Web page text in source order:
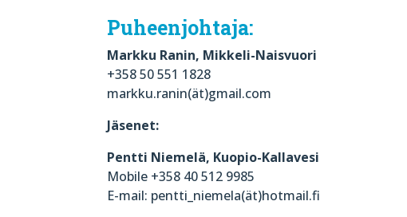
Puheenjohtaja:
Markku Ranin, Mikkeli-Naisvuori
+358 50 551 1828
markku.ranin(ät)gmail.com
Jäsenet:
Pentti Niemelä, Kuopio-Kallavesi
Mobile +358 40 512 9985
E-mail: pentti_niemela(ät)hotmail.fi